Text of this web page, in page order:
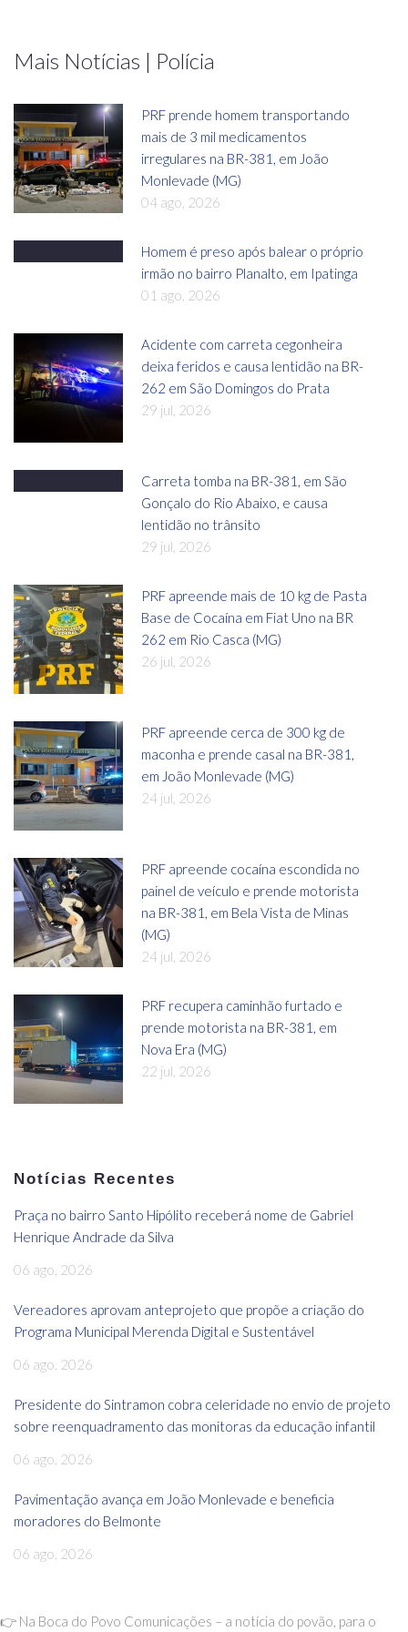
Mais Notícias | Polícia
PRF prende homem transportando
mais de 3 mil medicamentos
irregulares na BR-381, em João
Monlevade (MG)
04 ago, 2026
Homem é preso após balear o próprio
irmão no bairro Planalto, em Ipatinga
01 ago, 2026
Acidente com carreta cegonheira
deixa feridos e causa lentidão na BR-
262 em São Domingos do Prata
29 jul, 2026
Carreta tomba na BR-381, em São
Gonçalo do Rio Abaixo, e causa
lentidão no trânsito
29 jul, 2026
PRF apreende mais de 10 kg de Pasta
Base de Cocaína em Fiat Uno na BR
262 em Rio Casca (MG)
26 jul, 2026
PRF apreende cerca de 300 kg de
maconha e prende casal na BR-381,
em João Monlevade (MG)
24 jul, 2026
PRF apreende cocaína escondida no
painel de veículo e prende motorista
na BR-381, em Bela Vista de Minas
(MG)
24 jul, 2026
PRF recupera caminhão furtado e
prende motorista na BR-381, em
Nova Era (MG)
22 jul, 2026
Notícias Recentes
Praça no bairro Santo Hipólito receberá nome de Gabriel
Henrique Andrade da Silva
06 ago, 2026
Vereadores aprovam anteprojeto que propõe a criação do
Programa Municipal Merenda Digital e Sustentável
06 ago, 2026
Presidente do Sintramon cobra celeridade no envio de projeto
sobre reenquadramento das monitoras da educação infantil
06 ago, 2026
Pavimentação avança em João Monlevade e beneficia
moradores do Belmonte
06 ago, 2026
👉 Na Boca do Povo Comunicações – a notícia do povão, para o